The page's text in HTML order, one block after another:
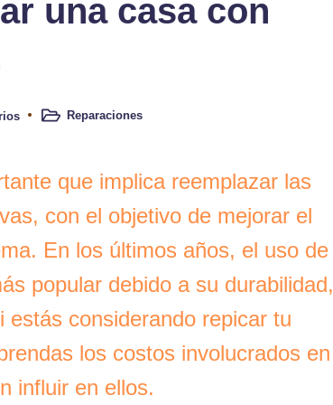
una casa con
PublicadoReparaciones
que implica reemplazar las
con el objetivo de mejorar el
En los últimos años, el uso de
popular debido a su durabilidad,
considerando repicar tu
los costos involucrados en
influir en ellos.